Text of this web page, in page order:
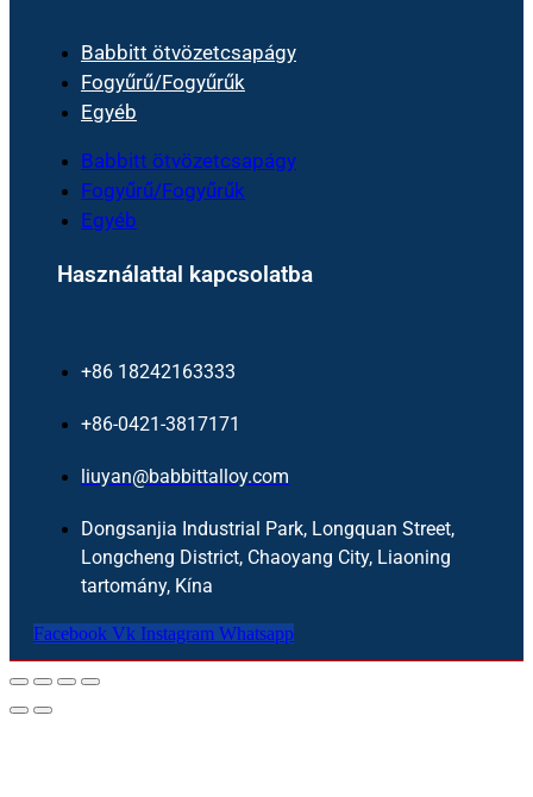
Babbitt ötvözetcsapágy
Fogyűrű/Fogyűrűk
Egyéb
Babbitt ötvözetcsapágy
Fogyűrű/Fogyűrűk
Egyéb
Használattal kapcsolatba
+86 18242163333
+86-0421-3817171
liuyan@babbittalloy.com
Dongsanjia Industrial Park, Longquan Street,
Longcheng District, Chaoyang City, Liaoning
tartomány, Kína
Facebook Vk Instagram Whatsapp